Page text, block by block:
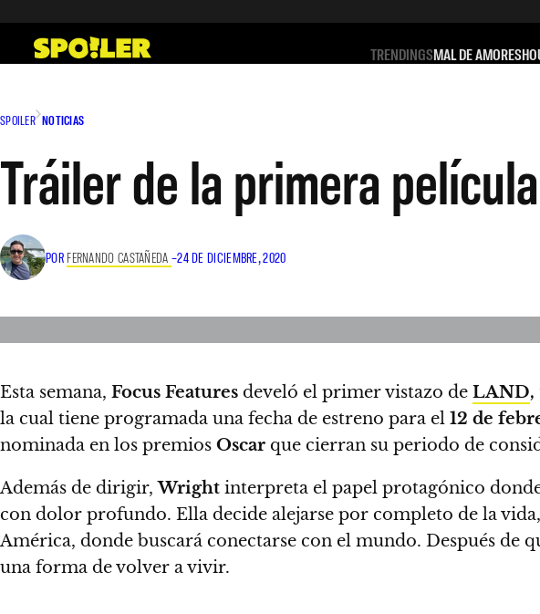
contenido
TRENDINGSMAL DE AMORES
SPOILER NOTICIAS
Tráiler de la primera
POR FERNANDO CASTAÑEDA –24 DE DICIEMBRE, 2020
Esta semana, Focus Features develó el primer vistazo de LAND,
la cual tiene programada una fecha de estreno para el 12 de
nominada en los premios Oscar que cierran su periodo de
Además de dirigir,Wright interpreta el papel protagónico
con dolor profundo. Ella decide alejarse por completo de la
América, donde buscará conectarse con el mundo. Después de
una forma de volver a vivir.